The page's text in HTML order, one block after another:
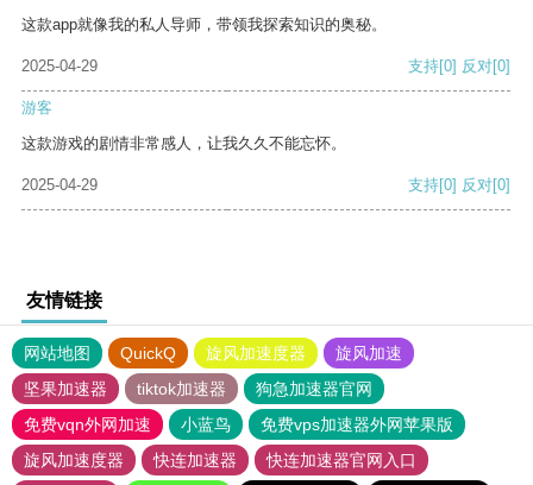
这款app就像我的私人导师，带领我探索知识的奥秘。
2025-04-29 支持[0] 反对[0]
游客
这款游戏的剧情非常感人，让我久久不能忘怀。
2025-04-29 支持[0] 反对[0]
友情链接
网站地图 QuickQ 旋风加速度器
旋风加速
坚果加速器
tiktok加速器
狗急加速器官网
免费vqn外网加速
小蓝鸟
免费vps加速器外网苹果版
旋风加速度器
快连加速器
快连加速器官网入口